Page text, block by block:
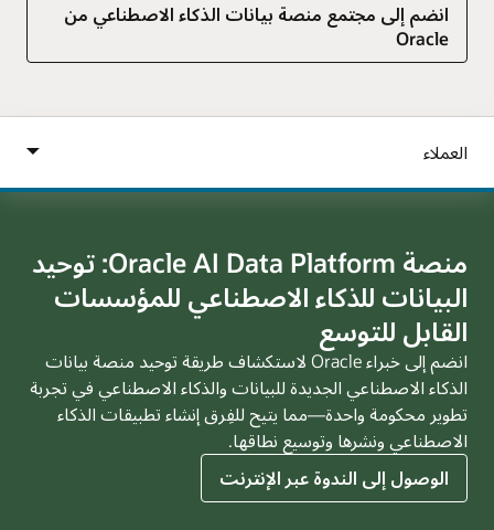
انضم إلى مجتمع منصة بيانات الذكاء الاصطناعي من
Oracle
منصة Oracle AI Data Platform: توحيد
البيانات للذكاء الاصطناعي للمؤسسات
القابل للتوسع
انضم إلى خبراء Oracle لاستكشاف طريقة توحيد منصة بيانات
الذكاء الاصطناعي الجديدة للبيانات والذكاء الاصطناعي في تجربة
تطوير محكومة واحدة—مما يتيح للفِرق إنشاء تطبيقات الذكاء
الاصطناعي ونشرها وتوسيع نطاقها.
الوصول إلى الندوة عبر الإنترنت
لندوة
عبر